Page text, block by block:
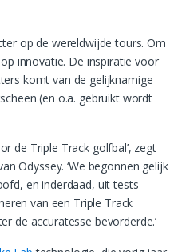
op de wereldwijde tours. Om
innovatie. De inspiratie voor
komt van de gelijknamige
(en o.a. gebruikt wordt
de Triple Track golfbal’, zegt
Odyssey. ‘We begonnen gelijk
en inderdaad, uit tests
van een Triple Track
de accuratesse bevorderde.’